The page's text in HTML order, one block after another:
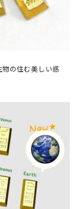
の住む美しい惑